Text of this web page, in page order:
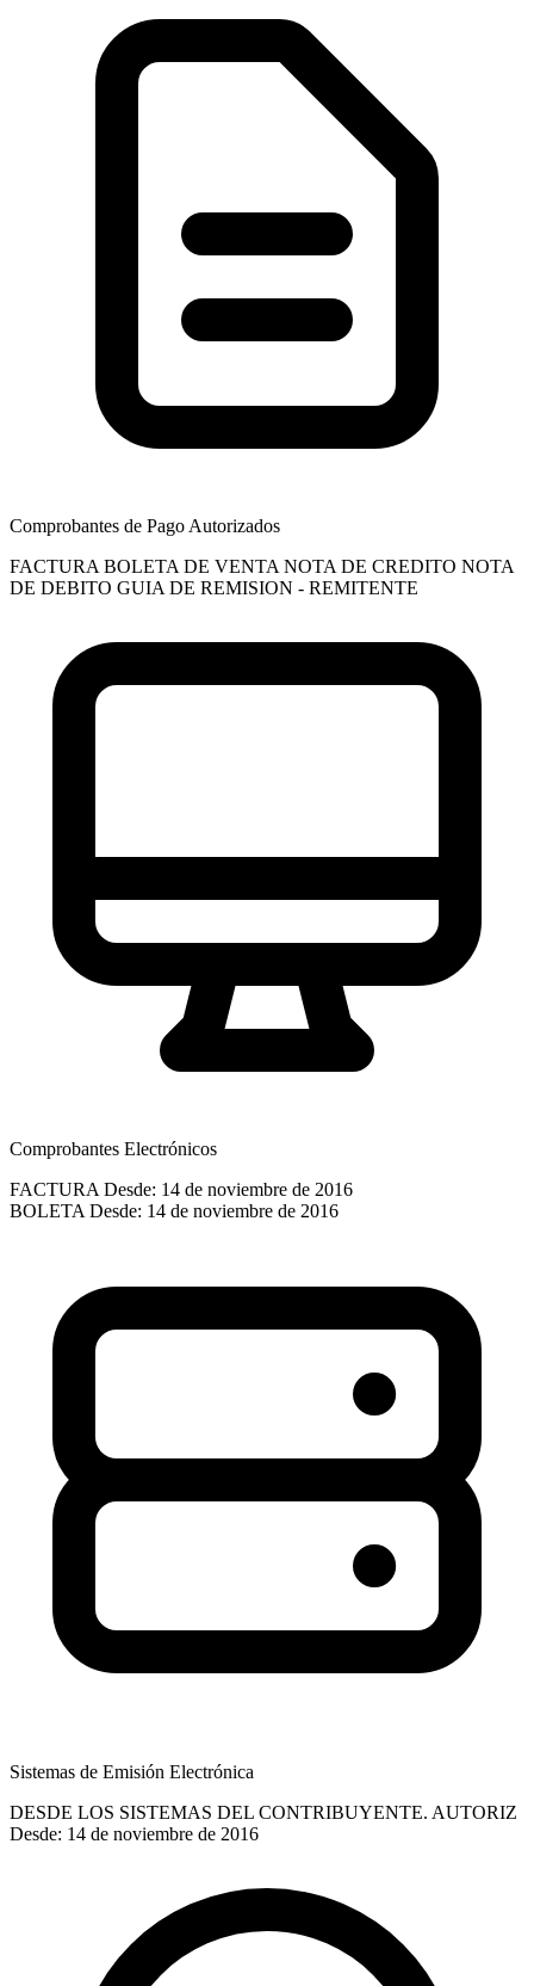
Comprobantes de Pago Autorizados
FACTURA BOLETA DE VENTA NOTA DE CREDITO NOTA
DE DEBITO GUIA DE REMISION - REMITENTE
Comprobantes Electrónicos
FACTURA Desde: 14 de noviembre de 2016
BOLETA Desde: 14 de noviembre de 2016
Sistemas de Emisión Electrónica
DESDE LOS SISTEMAS DEL CONTRIBUYENTE. AUTORIZ
Desde: 14 de noviembre de 2016